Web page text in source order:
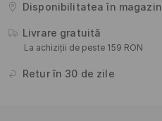
Disponibilitatea în magazin
Livrare gratuită
La achiziții de peste 159 RON
Retur în 30 de zile